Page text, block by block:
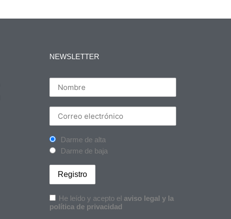
NEWSLETTER
Darme de alta
Darme de baja
He leído y acepto el aviso legal y la
política de privacidad